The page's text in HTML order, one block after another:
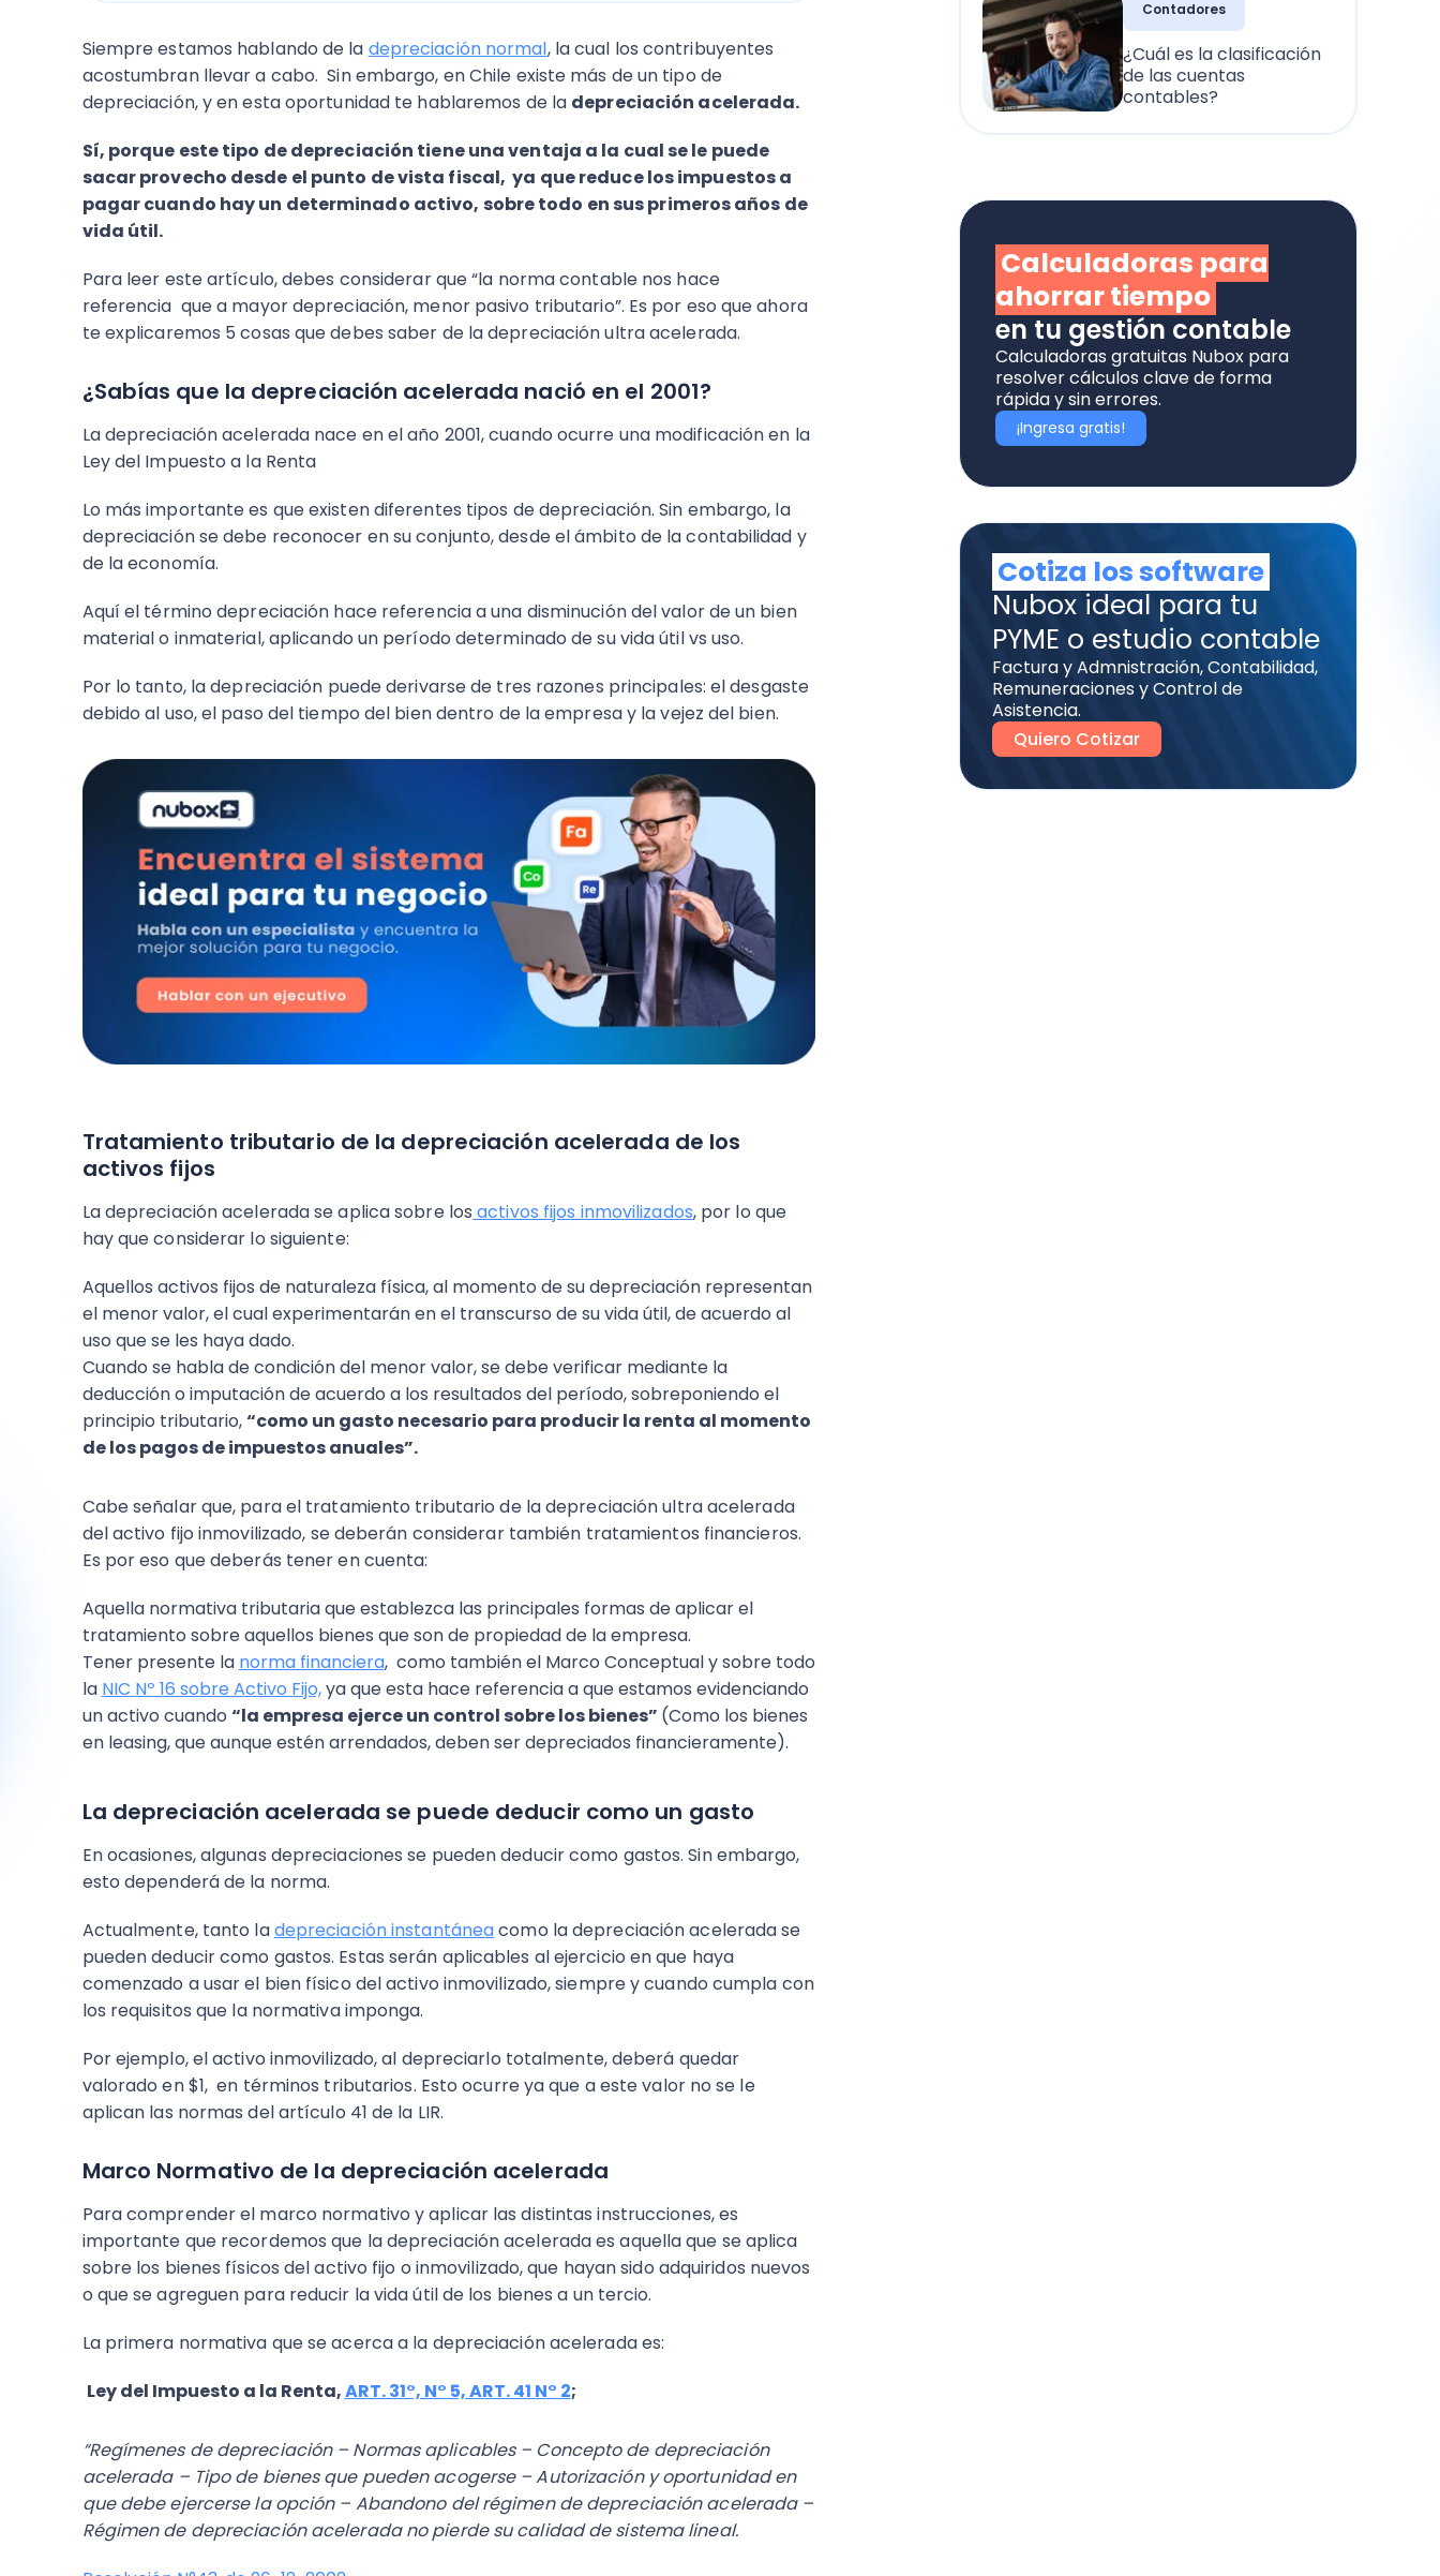
Siempre estamos hablando de la depreciación normal, la cual los contribuyentes
acostumbran llevar a cabo. Sin embargo, en Chile existe más de un tipo de
depreciación, y en esta oportunidad te hablaremos de la depreciación acelerada.
Sí, porque este tipo de depreciación tiene una ventaja a la cual se le puede
sacar provecho desde el punto de vista fiscal, ya que reduce los impuestos a
pagar cuando hay un determinado activo, sobre todo en sus primeros años de
vida útil.
Para leer este artículo, debes considerar que “la norma contable nos hace
referencia que a mayor depreciación, menor pasivo tributario”. Es por eso que ahora
te explicaremos 5 cosas que debes saber de la depreciación ultra acelerada.
¿Sabías que la depreciación acelerada nació en el 2001?
La depreciación acelerada nace en el año 2001, cuando ocurre una modificación en la
Ley del Impuesto a la Renta
Lo más importante es que existen diferentes tipos de depreciación. Sin embargo, la
depreciación se debe reconocer en su conjunto, desde el ámbito de la contabilidad y
de la economía.
Aquí el término depreciación hace referencia a una disminución del valor de un bien
material o inmaterial, aplicando un período determinado de su vida útil vs uso.
Por lo tanto, la depreciación puede derivarse de tres razones principales: el desgaste
debido al uso, el paso del tiempo del bien dentro de la empresa y la vejez del bien.
Tratamiento tributario de la depreciación acelerada de los
activos fijos
La depreciación acelerada se aplica sobre los activos fijos inmovilizados, por lo que
hay que considerar lo siguiente:
Aquellos activos fijos de naturaleza física, al momento de su depreciación representan
el menor valor, el cual experimentarán en el transcurso de su vida útil, de acuerdo al
uso que se les haya dado.
Cuando se habla de condición del menor valor, se debe verificar mediante la
deducción o imputación de acuerdo a los resultados del período, sobreponiendo el
principio tributario,“como un gasto necesario para producir la renta al momento
de los pagos de impuestos anuales”.
Cabe señalar que, para el tratamiento tributario de la depreciación ultra acelerada
del activo fijo inmovilizado, se deberán considerar también tratamientos financieros.
Es por eso que deberás tener en cuenta:
Aquella normativa tributaria que establezca las principales formas de aplicar el
tratamiento sobre aquellos bienes que son de propiedad de la empresa.
Tener presente la norma financiera, como también el Marco Conceptual y sobre todo
la NIC Nº 16 sobre Activo Fijo,ya que esta hace referencia a que estamos evidenciando
un activo cuando “la empresa ejerce un control sobre los bienes” (Como los bienes
en leasing, que aunque estén arrendados, deben ser depreciados financieramente).
La depreciación acelerada se puede deducir como un gasto
En ocasiones, algunas depreciaciones se pueden deducir como gastos. Sin embargo,
esto dependerá de la norma.
Actualmente, tanto ladepreciación instantáneacomo la depreciación acelerada se
pueden deducir como gastos. Estas serán aplicables al ejercicio en que haya
comenzado a usar el bien físico del activo inmovilizado, siempre y cuando cumpla con
los requisitos que la normativa imponga.
Por ejemplo, el activo inmovilizado, al depreciarlo totalmente, deberá quedar
valorado en $1, en términos tributarios. Esto ocurre ya que a este valor no se le
aplican las normas del artículo 41 de la LIR.
Marco Normativo de la depreciación acelerada
Para comprender el marco normativo y aplicar las distintas instrucciones, es
importante que recordemos que la depreciación acelerada es aquella que se aplica
sobre los bienes físicos del activo fijo o inmovilizado, que hayan sido adquiridos nuevos
o que se agreguen para reducir la vida útil de los bienes a un tercio.
La primera normativa que se acerca a la depreciación acelerada es:
Ley del Impuesto a la Renta,ART. 31°, N° 5, ART. 41 N° 2;
“Regímenes de depreciación – Normas aplicables – Concepto de depreciación
acelerada – Tipo de bienes que pueden acogerse – Autorización y oportunidad en
que debe ejercerse la opción – Abandono del régimen de depreciación acelerada –
Régimen de depreciación acelerada no pierde su calidad de sistema lineal.
Contadores
¿Cuál es la clasificación
de las cuentas
contables?
Calculadoras para
ahorrar tiempo
en tu gestión contable
Calculadoras gratuitas Nubox para
resolver cálculos clave de forma
rápida y sin errores.
¡Ingresa gratis!
Cotiza los software
Nubox ideal para tu
PYME o estudio contable
Factura y Admnistración, Contabilidad,
Remuneraciones y Control de
Asistencia.
Quiero Cotizar